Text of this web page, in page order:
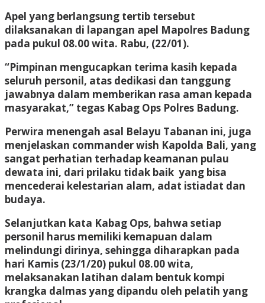
Apel yang berlangsung tertib tersebut
dilaksanakan di lapangan apel Mapolres Badung
pada pukul 08.00 wita. Rabu, (22/01).
“Pimpinan mengucapkan terima kasih kepada
seluruh personil, atas dedikasi dan tanggung
jawabnya dalam memberikan rasa aman kepada
masyarakat,” tegas Kabag Ops Polres Badung.
Perwira menengah asal Belayu Tabanan ini, juga
menjelaskan commander wish Kapolda Bali, yang
sangat perhatian terhadap keamanan pulau
dewata ini, dari prilaku tidak baik yang bisa
mencederai kelestarian alam, adat istiadat dan
budaya.
Selanjutkan kata Kabag Ops, bahwa setiap
personil harus memiliki kemapuan dalam
melindungi dirinya, sehingga diharapkan pada
hari Kamis (23/1/20) pukul 08.00 wita,
melaksanakan latihan dalam bentuk kompi
krangka dalmas yang dipandu oleh pelatih yang